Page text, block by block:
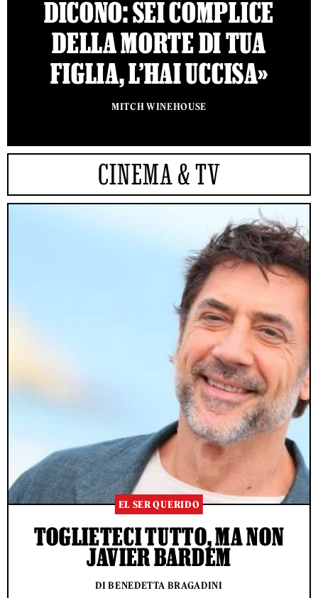
DICONO: SEI COMPLICE
DELLA MORTE DI TUA
FIGLIA, L’HAI UCCISA»
MITCH WINEHOUSE
CINEMA & TV
EL SER QUERIDO
TOGLIETECI TUTTO, MA NON
JAVIER BARDEM
DI BENEDETTA BRAGADINI